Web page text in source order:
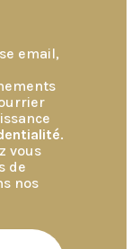
email,
.
vous
de
nos